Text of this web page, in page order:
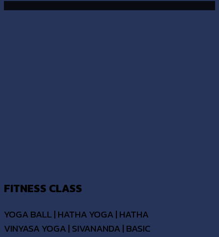
FITNESS CLASS
YOGA BALL | HATHA YOGA | HATHA
VINYASA YOGA | SIVANANDA | BASIC